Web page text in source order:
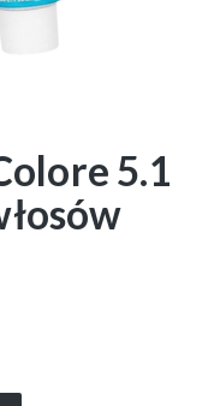
5.1